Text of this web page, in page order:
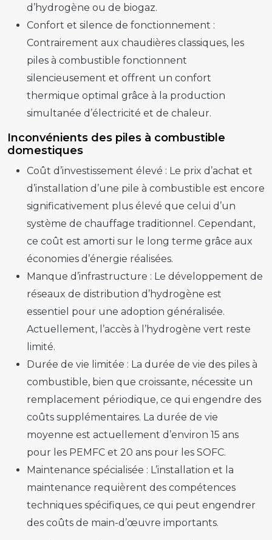
d’hydrogène ou de biogaz.
Confort et silence de fonctionnement :
Contrairement aux chaudières classiques, les
piles à combustible fonctionnent
silencieusement et offrent un confort
thermique optimal grâce à la production
simultanée d’électricité et de chaleur.
Inconvénients des piles à combustible
domestiques
Coût d’investissement élevé : Le prix d’achat et
d’installation d’une pile à combustible est encore
significativement plus élevé que celui d’un
système de chauffage traditionnel. Cependant,
ce coût est amorti sur le long terme grâce aux
économies d’énergie réalisées.
Manque d’infrastructure : Le développement de
réseaux de distribution d’hydrogène est
essentiel pour une adoption généralisée.
Actuellement, l’accès à l’hydrogène vert reste
limité.
Durée de vie limitée : La durée de vie des piles à
combustible, bien que croissante, nécessite un
remplacement périodique, ce qui engendre des
coûts supplémentaires. La durée de vie
moyenne est actuellement d’environ 15 ans
pour les PEMFC et 20 ans pour les SOFC.
Maintenance spécialisée : L’installation et la
maintenance requièrent des compétences
techniques spécifiques, ce qui peut engendrer
des coûts de main-d’œuvre importants.